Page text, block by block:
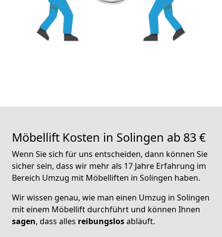
Möbellift Kosten in Solingen ab 83 €
Wenn Sie sich für uns entscheiden, dann können Sie
sicher sein, dass wir mehr als 17 Jahre Erfahrung im
Bereich Umzug mit Möbelliften in Solingen haben.
Wir wissen genau, wie man einen Umzug in Solingen
mit einem Möbellift durchführt und können Ihnen
sagen, dass alles reibungslosabläuft.